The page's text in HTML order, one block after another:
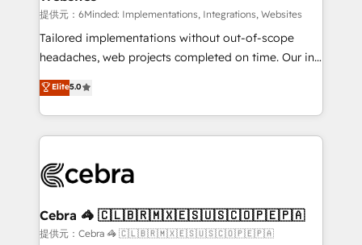
processes, and data to drive revenue efficiency. 🔹
Integrations: Connect HubSpot with your tech stack
for better adoption. 🔹 Custom Solutions: Build
SOC 2 Type II and ISO 27001 certified, reinforcing
our commitment to data security and compliance. At
提供元：6Minded: Implementations, Integrations, Websites
Tailored implementations without out-of-scope
headaches, web projects completed on time. Our in-
house team of certified CRM architects, experts,
developers, designers, and marketers handles all
aspects of your HubSpot. ✨ 400+ global clients ✨
100+ seamless migrations from 15+ different CRMs
implementations, and 5,000+ pages ✨ CS: Clients
CS: 245% organic growth & +751% new visitors for a
full-funnel HubSpot project ✨ CS: 415% conversion
Elite5.0
Cebra 🦓 🇨🇱🇧🇷🇲🇽🇪🇸🇺🇸🇨🇴🇵🇪🇵🇦
提供元：Cebra 🦓 🇨🇱🇧🇷🇲🇽🇪🇸🇺🇸🇨🇴🇵🇪🇵🇦